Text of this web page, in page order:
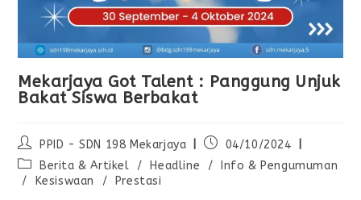
Mekarjaya Got Talent : Panggung Unjuk
Bakat Siswa Berbakat
PPID - SDN 198 Mekarjaya
04/10/2024
Berita & Artikel
/ Headline /
Info & Pengumuman
/
Kesiswaan / Prestasi